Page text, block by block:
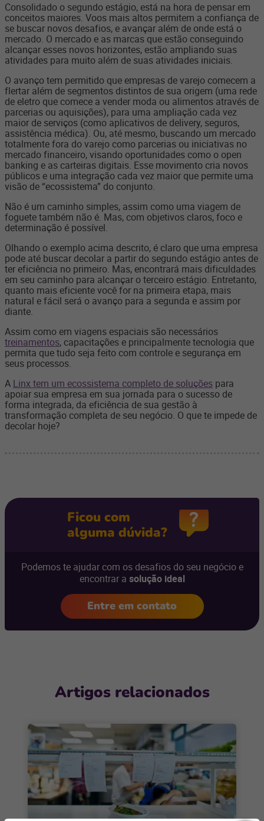
Consolidado o segundo estágio, está na hora de pensar em
conceitos maiores. Voos mais altos permitem a confiança de
se buscar novos desafios, e avançar além de onde está o
mercado. O mercado e as marcas que estão conseguindo
alcançar esses novos horizontes, estão ampliando suas
atividades para muito além de suas atividades iniciais.
O avanço tem permitido que empresas de varejo comecem a
flertar além de segmentos distintos de sua origem (uma rede
de eletro que comece a vender moda ou alimentos através de
parcerias ou aquisições), para uma ampliação cada vez
maior de serviços (como aplicativos de delivery, seguros,
assistência médica). Ou, até mesmo, buscando um mercado
totalmente fora do varejo como parcerias ou iniciativas no
mercado financeiro, visando oportunidades como o open
banking e as carteiras digitais. Esse movimento cria novos
públicos e uma integração cada vez maior que permite uma
visão de “ecossistema” do conjunto.
Não é um caminho simples, assim como uma viagem de
foguete também não é. Mas, com objetivos claros, foco e
determinação é possível.
Olhando o exemplo acima descrito, é claro que uma empresa
pode até buscar decolar a partir do segundo estágio antes de
ter eficiência no primeiro. Mas, encontrará mais dificuldades
em seu caminho para alcançar o terceiro estágio. Entretanto,
quanto mais eficiente você for na primeira etapa, mais
natural e fácil será o avanço para a segunda e assim por
diante.
Assim como em viagens espaciais são necessários
treinamentos, capacitações e principalmente tecnologia que
permita que tudo seja feito com controle e segurança em
seus processos.
A Linx tem um ecossistema completo de soluções para
apoiar sua empresa em sua jornada para o sucesso de
forma integrada, da eficiência de sua gestão à
transformação completa de seu negócio. O que te impede de
decolar hoje?
Ficou com
alguma dúvida?
Podemos te ajudar com os desafios do seu negócio e
encontrar a solução ideal
Entre em contato
Artigos relacionados